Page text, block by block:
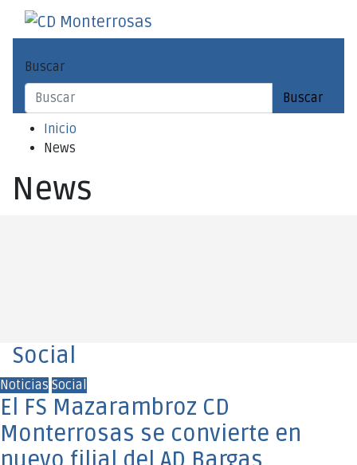
Saltar
Buscar
Buscar
Inicio
News
News
Social
Noticias Social
El FS Mazarambroz CD
Monterrosas se convierte en